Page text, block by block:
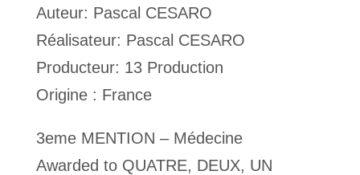
Auteur: Pascal CESARO
Réalisateur: Pascal CESARO
Producteur: 13 Production
Origine : France
3eme MENTION – Médecine
Awarded to QUATRE, DEUX, UN